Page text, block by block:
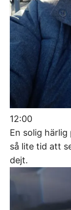
12:00
En solig
så lite tid att
dejt.